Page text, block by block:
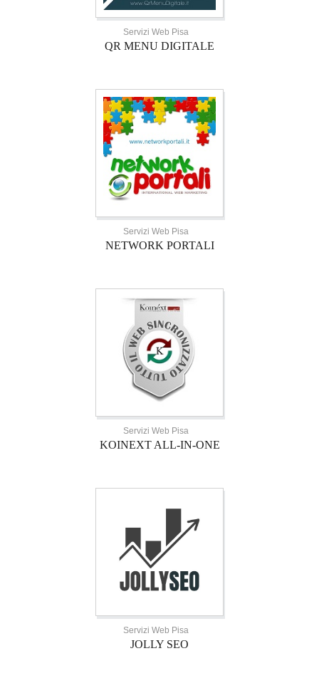
Servizi Web Pisa
QR MENU DIGITALE
Servizi Web Pisa
NETWORK PORTALI
Servizi Web Pisa
KOINEXT ALL-IN-ONE
Servizi Web Pisa
JOLLY SEO